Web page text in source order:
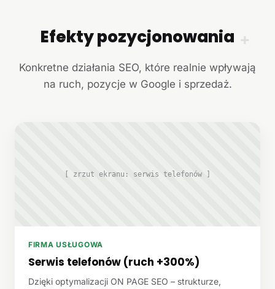
+
Efekty pozycjonowania
Konkretne działania SEO, które realnie wpływają
na ruch, pozycje w Google i sprzedaż.
[ zrzut ekranu: serwis telefonów ]
FIRMA USŁUGOWA
Serwis telefonów (ruch +300%)
Dzięki optymalizacji ON PAGE SEO – strukturze,